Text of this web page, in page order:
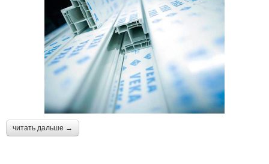
читать дальше →